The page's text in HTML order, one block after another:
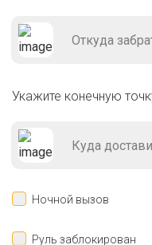
Укажите конечную
Ночной вызов
Руль заблокирован